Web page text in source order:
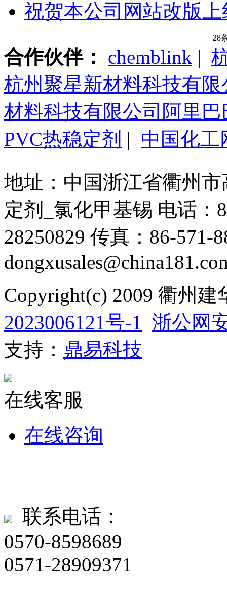
祝贺本公司网站改版上
28
合作伙伴： chemblink |
杭州聚星新材料科技有
材料科技有限公司阿里巴
PVC热稳定剂 | 中国化工
地址：中国浙江省衢州
定剂_氯化甲基锡 电话：
28250829 传真：86-571-
Copyright(c) 2009 衢州
2023006121号-1 浙公网
支持： 鼎易科技
在线客服
在线咨询
联系电话：
0570-8598689
0571-28909371